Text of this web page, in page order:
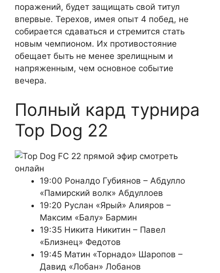
поражений, будет защищать свой титул
впервые. Терехов, имея опыт 4 побед, не
собирается сдаваться и стремится стать
новым чемпионом. Их противостояние
обещает быть не менее зрелищным и
напряженным, чем основное событие
вечера.
Полный кард турнира
Top Dog 22
19:00 Роналдо Губиянов – Абдулло
«Памирский волк» Абдуллоев
19:20 Руслан «Ярый» Алияров –
Максим «Балу» Бармин
19:35 Никита Никитин – Павел
«Близнец» Федотов
19:45 Матин «Торнадо» Шаропов –
Давид «Лобан» Лобанов